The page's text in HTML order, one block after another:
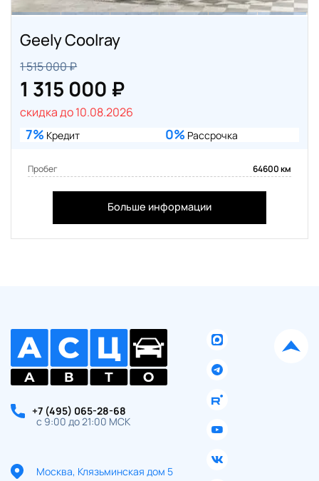
Geely Coolray
1 515 000 ₽
1 315 000 ₽
скидка до 10.08.2026
7% Кредит 0% Рассрочка
Пробег 64600 км
Больше информации
+7 (495) 065-28-68
с 9:00 до 21:00 МСК
Москва, Клязьминская дом 5